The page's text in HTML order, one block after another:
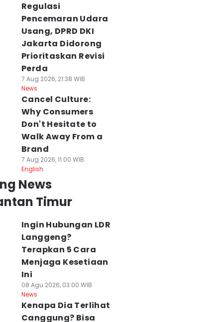
Regulasi
Pencemaran Udara
Usang, DPRD DKI
Jakarta Didorong
Prioritaskan Revisi
Perda
7 Aug 2026, 21:38 WIB
News
Cancel Culture:
Why Consumers
Don't Hesitate to
Walk Away From a
Brand
7 Aug 2026, 11:00 WIB
English
News
Timur
Ingin Hubungan LDR
Langgeng?
Terapkan 5 Cara
Menjaga Kesetiaan
Ini
08 Agu 2026, 03:00 WIB
News
Kenapa Dia Terlihat
Canggung? Bisa